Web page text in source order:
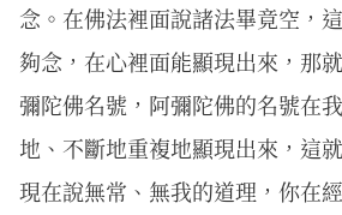
念。在佛法裡面說諸法畢竟空，
夠念，在心裡面能顯現出來，那
彌陀佛名號，阿彌陀佛的名號在
地、不斷地重複地顯現出來，這
現在說無常、無我的道理，你在